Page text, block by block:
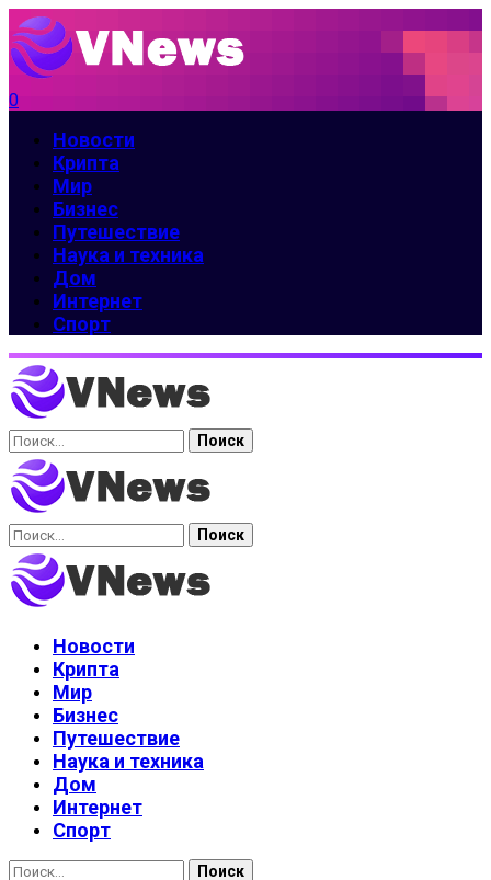
0
Новости
Крипта
Мир
Бизнес
Путешествие
Наука и техника
Дом
Интернет
Спорт
Найти:
Найти:
Новости
Крипта
Мир
Бизнес
Путешествие
Наука и техника
Дом
Интернет
Спорт
Найти: